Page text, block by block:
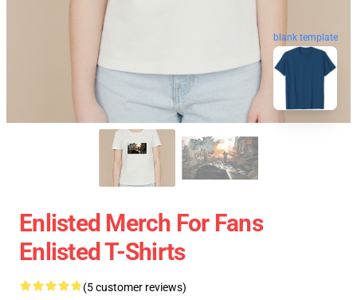
blank template
Enlisted Merch For Fans
Enlisted T-Shirts
(5 customer reviews)